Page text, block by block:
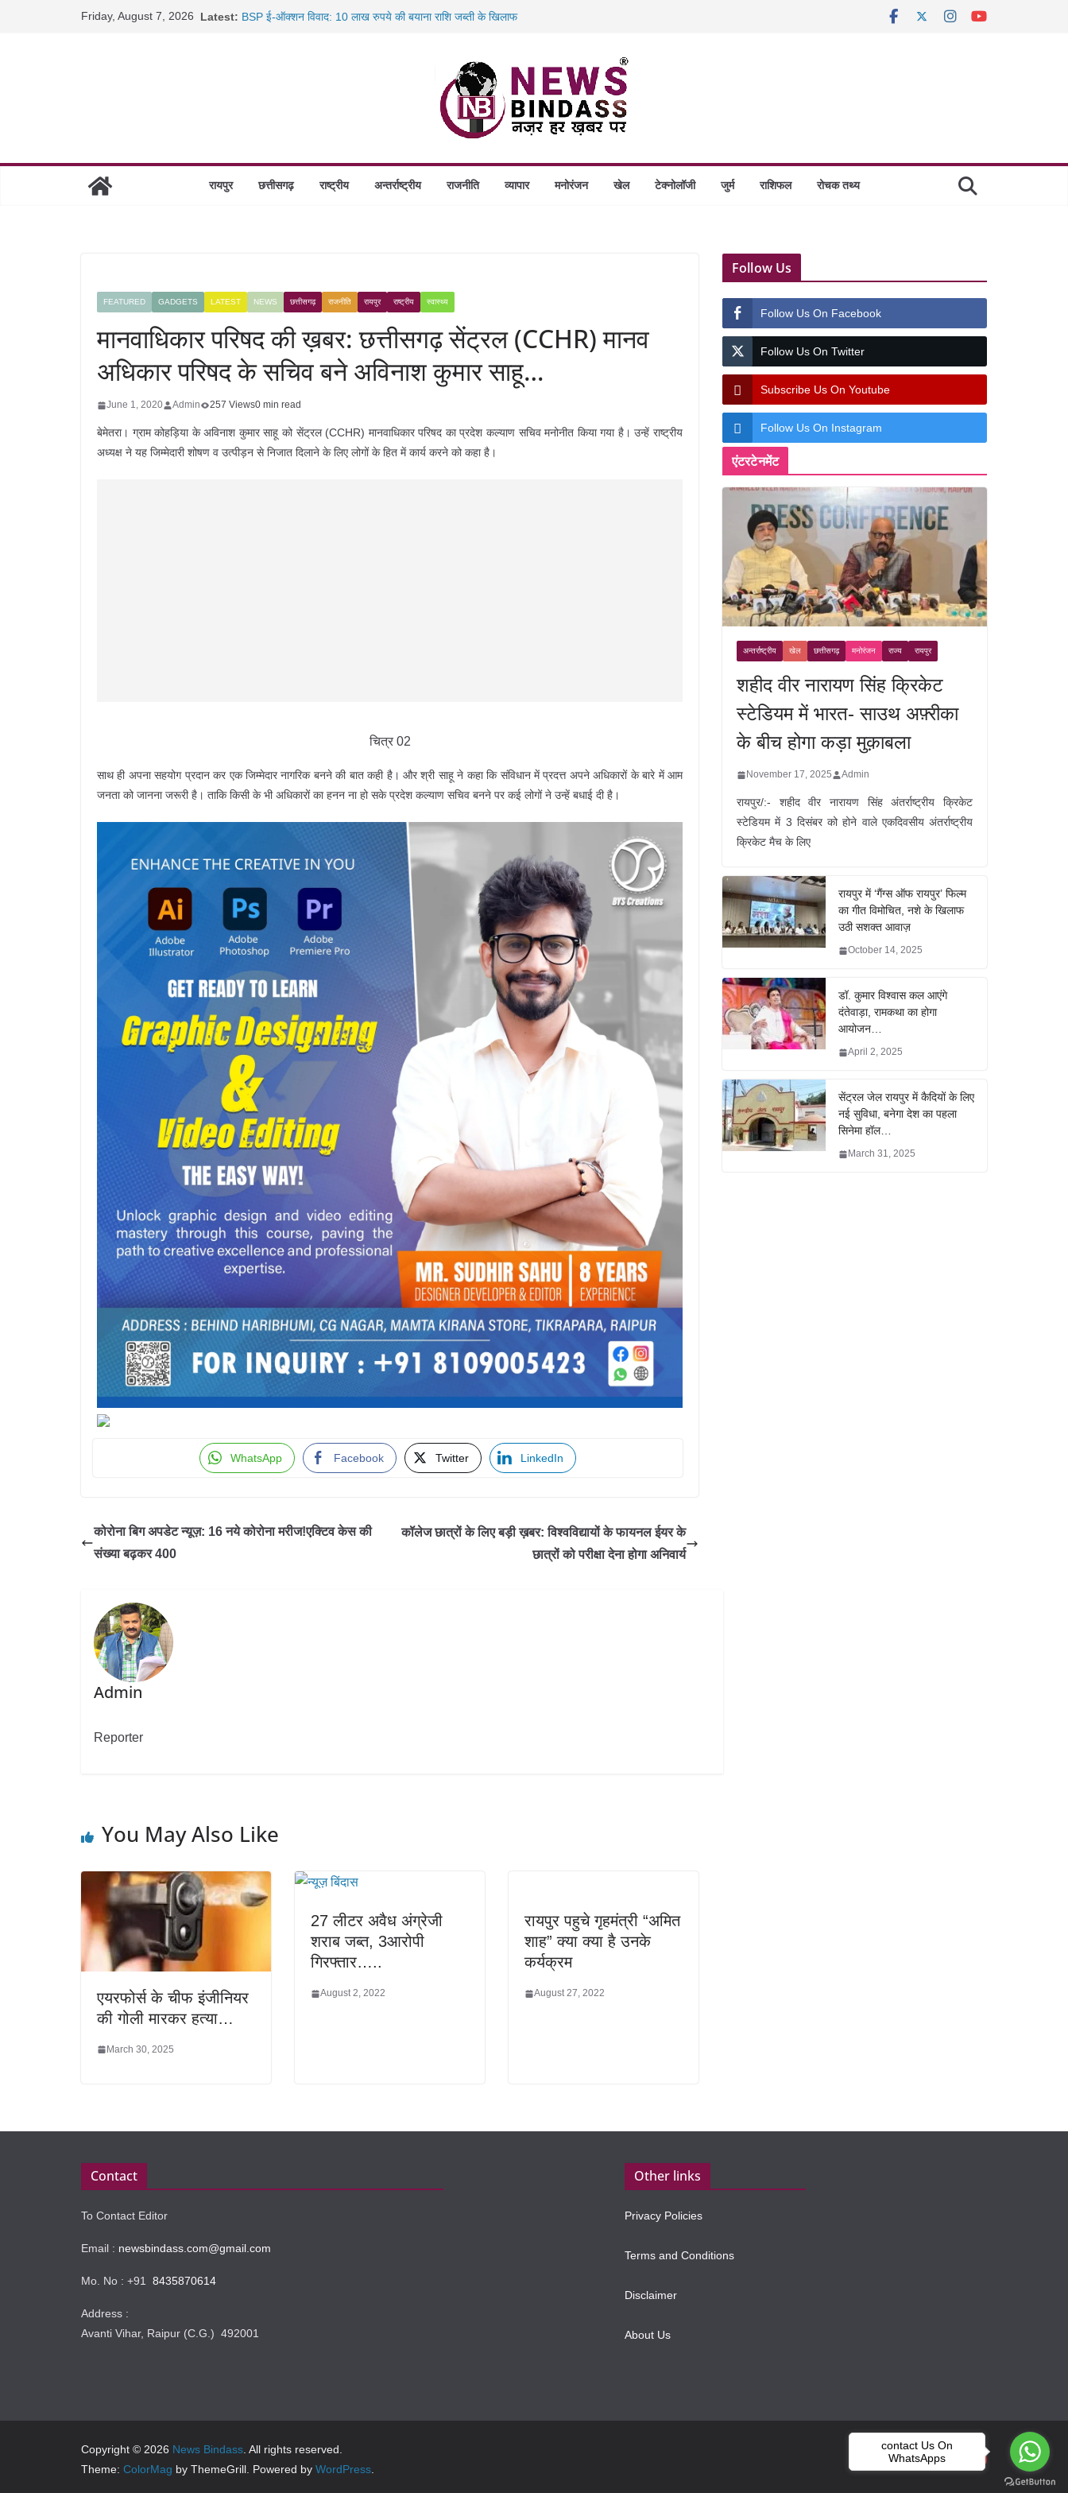
Friday, August 7, 2026 Latest: BSP ई-ऑक्शन विवाद: 10 लाख रुपये की बयाना राशि जब्ती के खिलाफ
छत्तीसगढ़ में 1460 गोधाम होंगे स्थापित, हर विकासखंड के 10 उत्कृष्ट गोठानों
साइबर ठगी पर दुर्ग पुलिस का बड़ा एक्शन: 13 म्यूल बैंक खाताधारक गिरफ्तार
रायपुर छत्तीसगढ़ राष्ट्रीय अन्तर्राष्ट्रीय राजनीति व्यापार मनोरंजन खेल टेक्नोलॉजी जुर्म राशिफल रोचक तथ्य
FEATURED GADGETS LATEST NEWS छत्तीसगढ़ राजनीति रायपुर राष्ट्रीय स्वास्थ्य
मानवाधिकार परिषद की ख़बर: छत्तीसगढ़ सेंट्रल (CCHR) मानव
अधिकार परिषद के सचिव बने अविनाश कुमार साहू…
June 1, 2020 Admin 257 Views0 min read
बेमेतरा। ग्राम कोहड़िया के अविनाश कुमार साहू को सेंट्रल (CCHR) मानवाधिकार परिषद का प्रदेश कल्याण सचिव मनोनीत किया गया है। उन्हें राष्ट्रीय
अध्यक्ष ने यह जिम्मेदारी शोषण व उत्पीड़न से निजात दिलाने के लिए लोगों के हित में कार्य करने को कहा है।
चित्र 02
साथ ही अपना सहयोग प्रदान कर एक जिम्मेदार नागरिक बनने की बात कही है। और श्री साहू ने कहा कि संविधान में प्रदत्त अपने अधिकारों के बारे में आम
जनता को जानना जरूरी है। ताकि किसी के भी अधिकारों का हनन ना हो सके प्रदेश कल्याण सचिव बनने पर कई लोगों ने उन्हें बधाई दी है।
WhatsApp Facebook Twitter LinkedIn
कोरोना बिग अपडेट न्यूज़: 16 नये कोरोना मरीज!एक्टिव केस की
संख्या बढ़कर 400
कॉलेज छात्रों के लिए बड़ी ख़बर: विश्वविद्यायों के फायनल ईयर के
छात्रों को परीक्षा देना होगा अनिवार्य
Admin
Reporter
You May Also Like
एयरफोर्स के चीफ इंजीनियर
की गोली मारकर हत्या…
March 30, 2025
27 लीटर अवैध अंग्रेजी
शराब जब्त, 3आरोपी
गिरफ्तार…..
August 2, 2022
रायपुर पहुचे गृहमंत्री “अमित
शाह” क्या क्या है उनके
कर्यक्रम
August 27, 2022
Follow Us
Follow Us On Facebook
Follow Us On Twitter
Subscribe Us On Youtube
Follow Us On Instagram
एंटरटेनमेंट
अन्तर्राष्ट्रीय खेल छत्तीसगढ़ मनोरंजन राज्य रायपुर
शहीद वीर नारायण सिंह क्रिकेट
स्टेडियम में भारत- साउथ अफ़्रीका
के बीच होगा कड़ा मुक़ाबला
November 17, 2025 Admin
रायपुर/:- शहीद वीर नारायण सिंह अंतर्राष्ट्रीय क्रिकेट
स्टेडियम में 3 दिसंबर को होने वाले एकदिवसीय अंतर्राष्ट्रीय
क्रिकेट मैच के लिए
रायपुर में ‘गैंग्स ऑफ रायपुर’ फिल्म
का गीत विमोचित, नशे के खिलाफ
उठी सशक्त आवाज़
October 14, 2025
डॉ. कुमार विश्वास कल आएंगे
दंतेवाड़ा, रामकथा का होगा
आयोजन…
April 2, 2025
सेंट्रल जेल रायपुर में कैदियों के लिए
नई सुविधा, बनेगा देश का पहला
सिनेमा हॉल…
March 31, 2025
Contact
To Contact Editor
Email : newsbindass.com@gmail.com
Mo. No : +91 8435870614
Address :
Avanti Vihar, Raipur (C.G.) 492001
Other links
Privacy Policies
Terms and Conditions
Disclaimer
About Us
Copyright © 2026 News Bindass . All rights reserved.
Theme: ColorMag by ThemeGrill. Powered by WordPress
contact Us On
WhatsApps